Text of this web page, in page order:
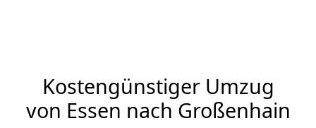
Kostengünstiger Umzug
von Essen nach Großenhain